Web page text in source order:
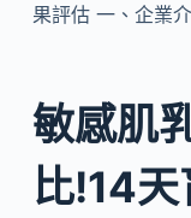
果評估 一、企業
敏感肌
比!14天